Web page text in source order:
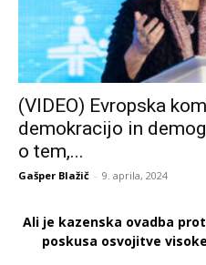
(VIDEO) Evropska
demokracijo in
o tem,...
Gašper Blažič - 9. aprila, 2024
Ali je kazenska ovadba
poskusa osvojitve